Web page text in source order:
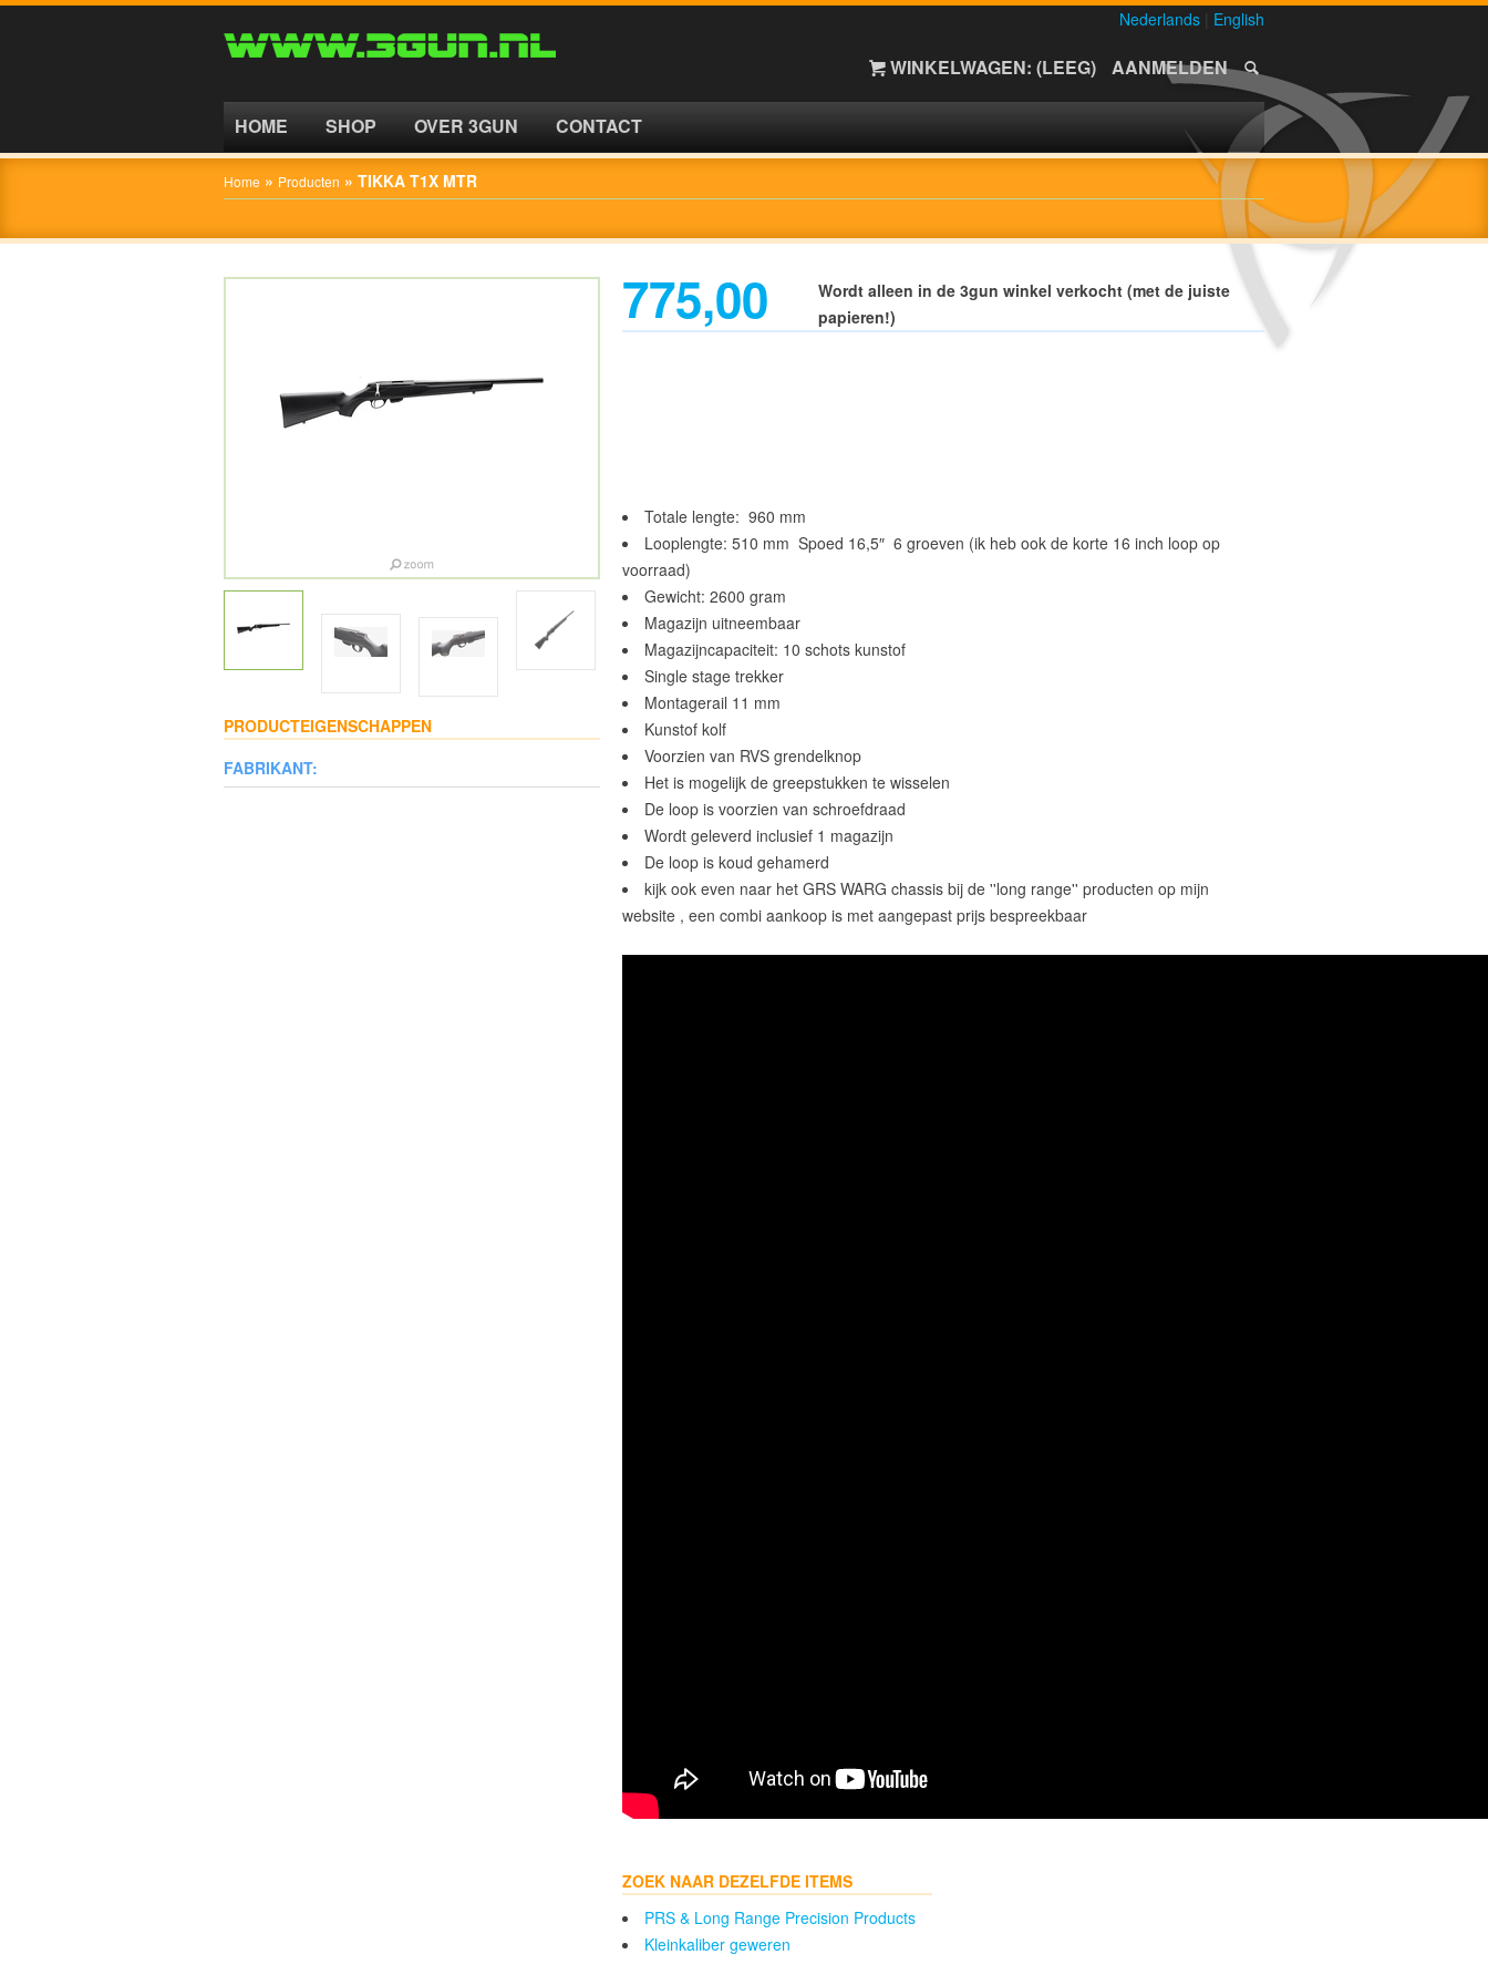
Nederlands English
WINKELWAGEN: (LEEG) AANMELDEN
HOME SHOP OVER 3GUN CONTACT
Home » Producten » TIKKA T1X MTR
PRODUCTEIGENSCHAPPEN
FABRIKANT
775,00
Wordt alleen in de 3gun winkel verkocht (met de juiste
papieren!)
Totale lengte: 960 mm
Looplengte: 510 mm Spoed 16,5″ 6 groeven (ik heb ook de korte 16 inch loop op
voorraad)
Gewicht: 2600 gram
Magazijn uitneembaar
Magazijncapaciteit: 10 schots kunstof
Single stage trekker
Montagerail 11 mm
Kunstof kolf
Voorzien van RVS grendelknop
Het is mogelijk de greepstukken te wisselen
De loop is voorzien van schroefdraad
Wordt geleverd inclusief 1 magazijn
De loop is koud gehamerd
kijk ook even naar het GRS WARG chassis bij de ''long range'' producten op mijn
website , een combi aankoop is met aangepast prijs bespreekbaar
ZOEK NAAR DEZELFDE ITEMS
PRS & Long Range Precision Products
Kleinkaliber geweren